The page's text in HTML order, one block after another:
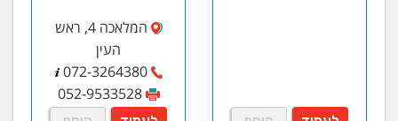
המלאכה 4, ראש
העין
072-3264380
052-9533528